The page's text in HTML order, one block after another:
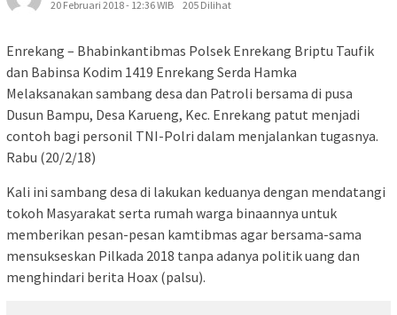
20 Februari 2018 - 12:36 WIB
205 Dilihat
Enrekang – Bhabinkantibmas Polsek Enrekang Briptu Taufik
dan Babinsa Kodim 1419 Enrekang Serda Hamka
Melaksanakan sambang desa dan Patroli bersama di pusa
Dusun Bampu, Desa Karueng, Kec. Enrekang patut menjadi
contoh bagi personil TNI-Polri dalam menjalankan tugasnya.
Rabu (20/2/18)
Kali ini sambang desa di lakukan keduanya dengan mendatangi
tokoh Masyarakat serta rumah warga binaannya untuk
memberikan pesan-pesan kamtibmas agar bersama-sama
mensukseskan Pilkada 2018 tanpa adanya politik uang dan
menghindari berita Hoax (palsu).